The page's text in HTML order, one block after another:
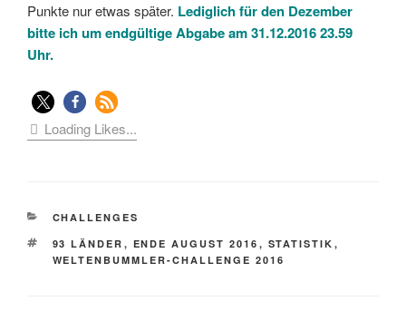
Punkte nur etwas später. Lediglich für den Dezember
bitte ich um endgültige Abgabe am 31.12.2016 23.59
Uhr.
Loading Likes...
KATEGORIEN
CHALLENGES
SCHLAGWÖRTER
93 LÄNDER , ENDE AUGUST 2016 , STATISTIK ,
WELTENBUMMLER-CHALLENGE 2016